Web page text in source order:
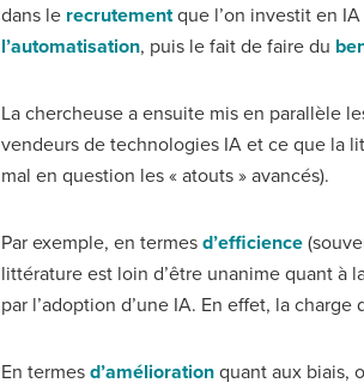
dans le recrutementque l’on investit en
l’automatisation, puis le fait de faire du
La chercheuse a ensuite mis en parallèle
vendeurs de technologies IA et ce que la
mal en question les « atouts » avancés).
Par exemple, en termesd’efficience
littérature est loin d’être unanime quant à
par l’adoption d’une IA. En effet, la
En termesd’amélioration quant aux biais,